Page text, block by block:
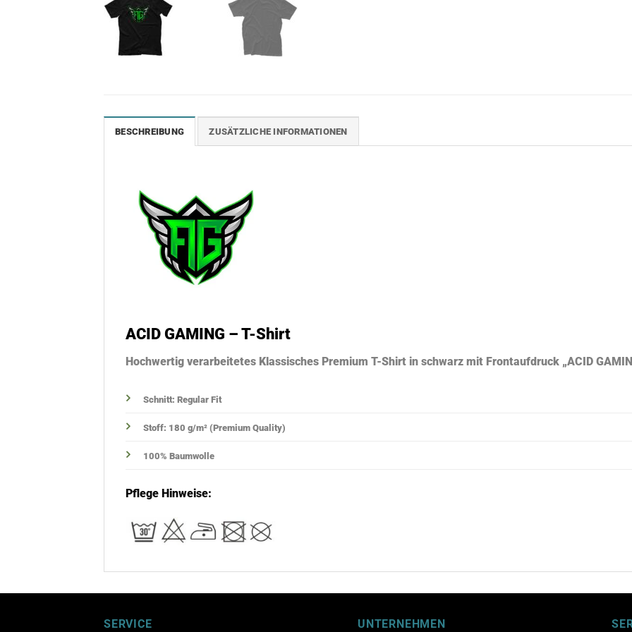
BESCHREIBUNG ZUSÄTZLICHE INFORMATIONEN
ACID GAMING – T-Shirt
Hochwertig verarbeitetes Klassisches Premium T-Shirt in schwarz mit Frontaufdruck „ACID
Schnitt: Regular Fit
Stoff: 180 g/m² (Premium Quality)
100% Baumwolle
Pflege Hinweise:
SERVICE UNTERNEHMEN